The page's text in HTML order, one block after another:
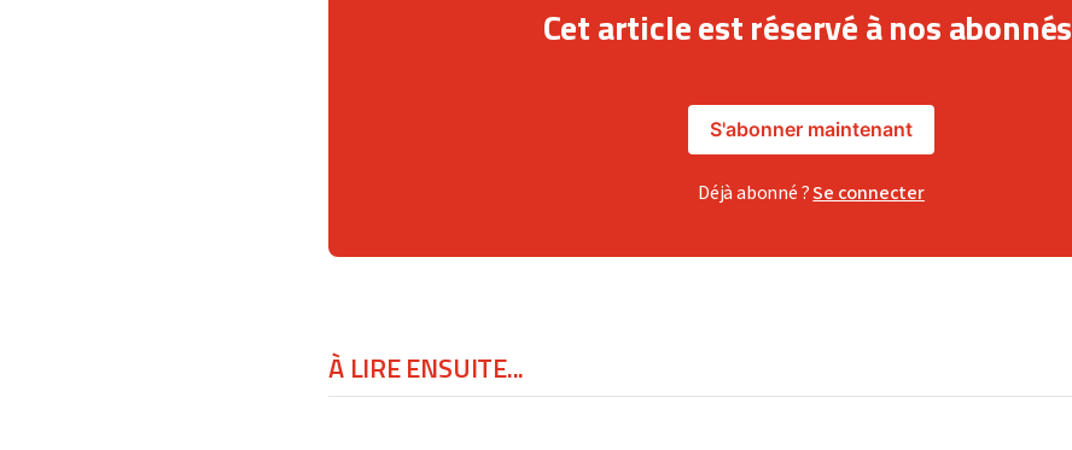
Cet article est réservé à nos abonnés
S'abonner maintenant
Déjà abonné ?Se connecter
À LIRE ENSUITE...